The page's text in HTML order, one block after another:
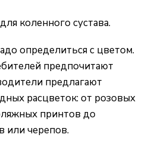
коленного сустава.
определиться с цветом.
предпочитают
предлагают
расцветок: от розовых
принтов до
или черепов.